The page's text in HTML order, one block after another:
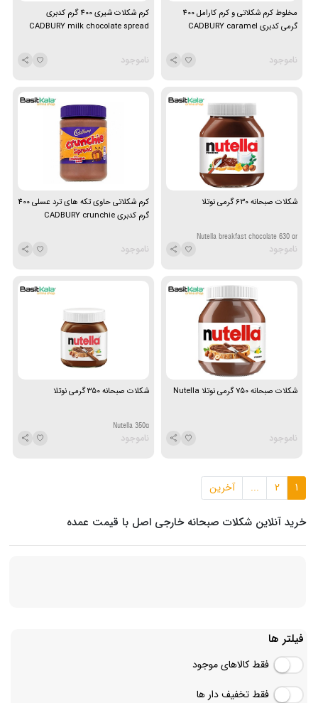
مخلوط کرم شکلاتی و کرم کارامل 400
گرمی کدبری CADBURY caramel
ناموجود
کرم شکلات شیری 400 گرم کدبری
CADBURY milk chocolate spread
ناموجود
شکلات صبحانه 630 گرمی نوتلا
Nutella breakfast chocolate 630 gr
ناموجود
کرم شکلاتی حاوی تکه های ترد عسلی 400
گرم کدبری CADBURY crunchie
ناموجود
شکلات صبحانه 750 گرمی نوتلا Nutella
ناموجود
شکلات صبحانه ۳۵۰ گرمی نوتلا
Nutella 350g
ناموجود
1
2
... آخرین
خرید آنلاین شکلات صبحانه خارجی اصل با قیمت عمده
فیلتر ها
فقط کالاهای موجود
فقط تخفیف دار ها